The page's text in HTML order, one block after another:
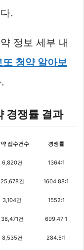
.
정보 세부 내
청약 알아보
경쟁률 결과
접수건수 경쟁률
6,820건 1364:1
25,678건 1604.88:1
3,104건 1552:1
38,471건 699.47:1
8,535건 284.5:1